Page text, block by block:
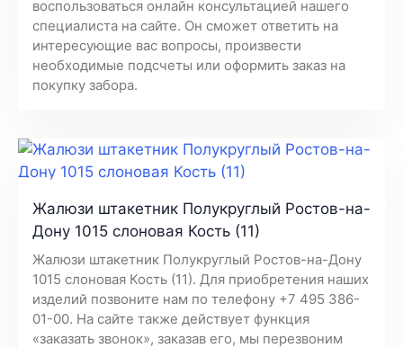
воспользоваться онлайн консультацией нашего
специалиста на сайте. Он сможет ответить на
интересующие вас вопросы, произвести
необходимые подсчеты или оформить заказ на
покупку забора.
Жалюзи штакетник Полукруглый Ростов-на-
Дону 1015 слоновая Кость (11)
Жалюзи штакетник Полукруглый Ростов-на-Дону
1015 слоновая Кость (11). Для приобретения наших
изделий позвоните нам по телефону +7 495 386-
01-00. На сайте также действует функция
«заказать звонок», заказав его, мы перезвоним